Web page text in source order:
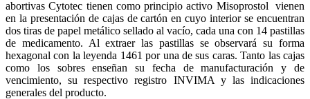
abortivas Cytotec tienen como principio activo Misoprostol vienen
en la presentación de cajas de cartón en cuyo interior se encuentran
dos tiras de papel metálico sellado al vacío, cada una con 14 pastillas
de medicamento. Al extraer las pastillas se observará su forma
hexagonal con la leyenda 1461 por una de sus caras. Tanto las cajas
como los sobres enseñan su fecha de manufacturación y de
vencimiento, su respectivo registro INVIMA y las indicaciones
generales del producto.